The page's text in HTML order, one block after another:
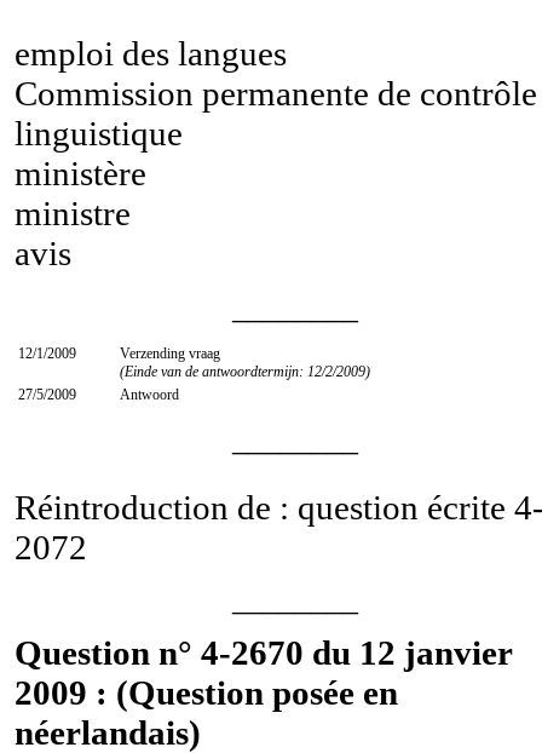
emploi des langues
Commission permanente de contrôle
linguistique
ministère
ministre
avis
12/1/2009
Verzending vraag
(Einde van de antwoordtermijn: 12/2/2009)
27/5/2009
Antwoord
Réintroduction de : question écrite
2072
Question n° 4-2670 du 12 janvier
2009 : (Question posée en
néerlandais)